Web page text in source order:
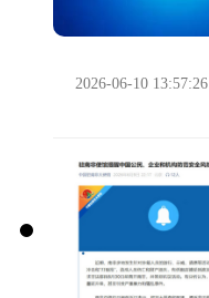
2026-06-10 13:57:26